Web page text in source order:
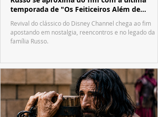
temporada de "Os Feiticeiros Além de
Waverly Place"
Revival do clássico do Disney Channel chega ao fim
apostando em nostalgia, reencontros e no legado da
família Russo.